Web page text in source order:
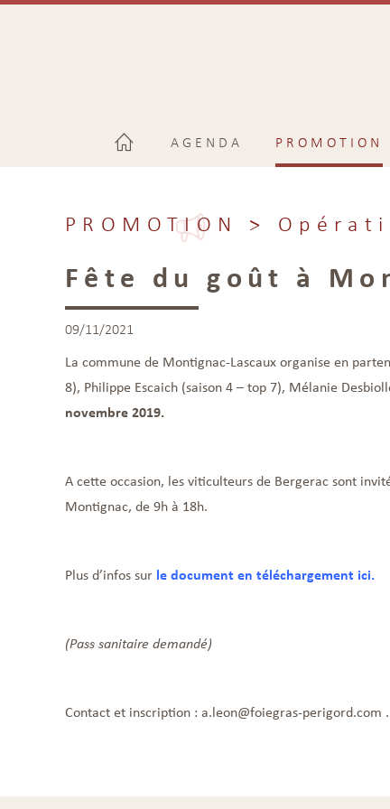
AGENDA PROMOTION
PROMOTION >
Fête du goût à
09/11/2021
La commune de Montignac-Lascaux organise en
8), Philippe Escaich (saison 4 – top 7), Mélanie
novembre 2019.
A cette occasion, les viticulteurs de Bergerac sont
Montignac, de 9h à 18h.
Plus d’infos sur le document en téléchargement ici.
(Pass sanitaire demandé)
Contact et inscription : a.leon@foiegras-perigord.com